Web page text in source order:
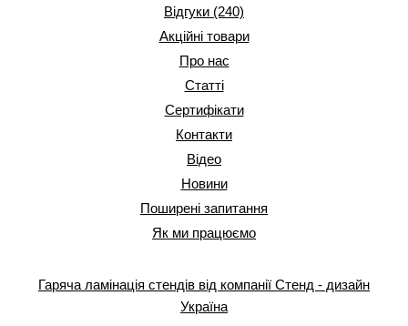
Відгуки (240)
Акційні товари
Про нас
Статті
Сертифікати
Контакти
Відео
Новини
Поширені запитання
Як ми працюємо
Гаряча ламінація стендів від компанії Стенд - дизайн
Україна